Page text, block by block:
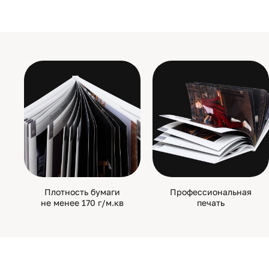
Плотность бумаги
не менее 170 г/м.кв
Профессиональная
печать